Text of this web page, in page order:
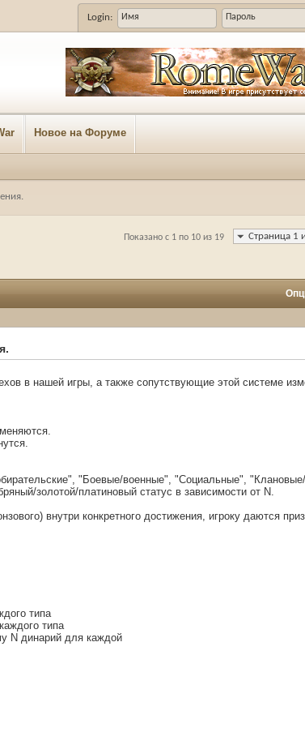
Login:
Новое на Форуме
Страница 1
Показано с 1 по 10 из 19
в нашей игры, а также сопутствующие этой системе
"Боевые/военные", "Социальные",
золотой/платиновый статус в зависимости от N.
внутри конкретного достижения, игроку даются
типа
типа
N динарий для каждой